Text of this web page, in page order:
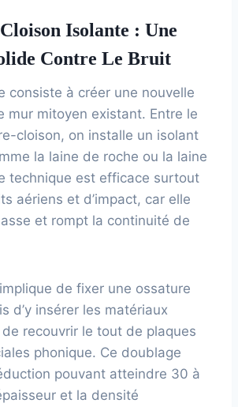
Isolante : Une
Contre Le Bruit
consiste à créer une nouvelle
mur mitoyen existant. Entre le
cloison, on installe un isolant
la laine de roche ou la laine
technique est efficace surtout
aériens et d’impact, car elle
et rompt la continuité de
de fixer une ossature
d’y insérer les matériaux
recouvrir le tout de plaques
phonique. Ce doublage
pouvant atteindre 30 à
et la densité